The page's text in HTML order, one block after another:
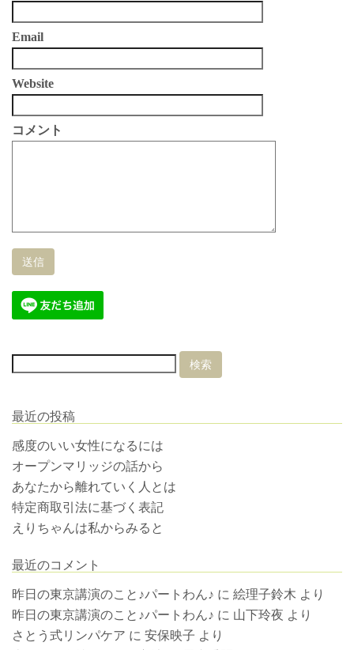
Email
Website
コメント
最近の投稿
感度のいい女性になるには
オープンマリッジの話から
あなたから離れていく人とは
特定商取引法に基づく表記
えりちゃんは私からみると
最近のコメント
昨日の東京講演のこと♪パートわん♪ に 絵理子鈴木 より
昨日の東京講演のこと♪パートわん♪ に 山下玲夜 より
さとう式リンパケア に 安保映子 より